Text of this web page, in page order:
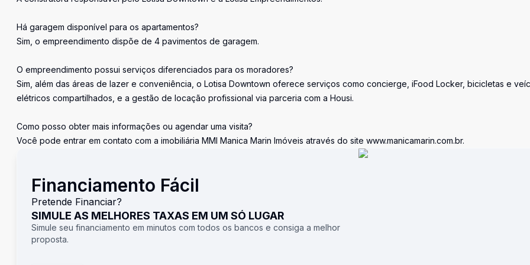
Há garagem disponível para os apartamentos?
Sim, o empreendimento dispõe de 4 pavimentos de garagem.
O empreendimento possui serviços diferenciados para os moradores?
Sim, além das áreas de lazer e conveniência, o Lotisa Downtown oferece serviços como concierge, iFood Locker, bicicletas e
elétricos compartilhados, e a gestão de locação profissional via parceria com a Housi.
Como posso obter mais informações ou agendar uma visita?
Você pode entrar em contato com a imobiliária MMI Manica Marin Imóveis através do site www.manicamarin.com.br.
Financiamento Fácil
Pretende Financiar?
SIMULE AS MELHORES TAXAS EM UM SÓ LUGAR
Simule seu financiamento em minutos com todos os bancos e consiga a melhor
proposta.